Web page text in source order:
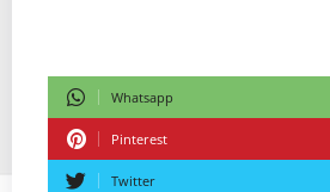
Whatsapp
Pinterest
Twitter